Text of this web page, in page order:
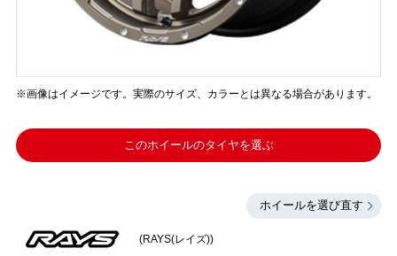
※画像はイメージです。実際のサイズ、カラーとは異なる場合があります。
このホイールのタイヤを選ぶ
ホイールを選び直す
(RAYS(レイズ))